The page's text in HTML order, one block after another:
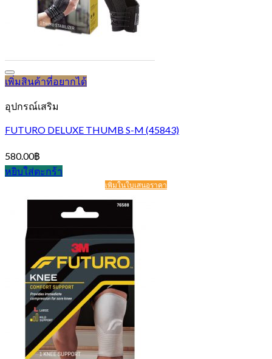
เพิ่มสินค้าที่อยากได้
อุปกรณ์เสริม
FUTURO DELUXE THUMB S-M (45843)
580.00฿
หยิบใส่ตะกร้า
เพิ่มในใบเสนอราคา